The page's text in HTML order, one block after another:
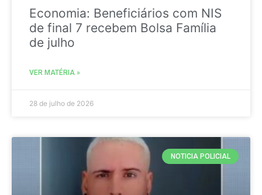
Economia: Beneficiários com NIS
de final 7 recebem Bolsa Família
de julho
VER MATÉRIA »
28 de julho de 2026
NOTICIA POLICIAL